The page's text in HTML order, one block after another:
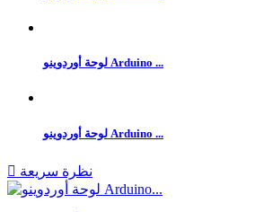
لوحة أوردوينو Arduino ...
لوحة أوردوينو Arduino ...
 نظرة سريعة